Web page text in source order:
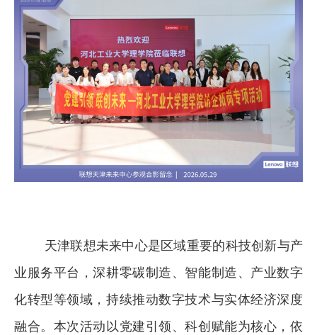
天津联想未来中心是区域重要的科技创新与产
业服务平台，深耕零碳制造、智能制造、产业数字
化转型等领域，持续推动数字技术与实体经济深度
融合。本次活动以党建引领、科创赋能为核心，依